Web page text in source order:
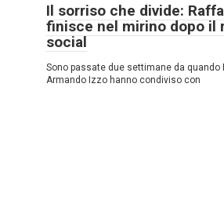
Il sorriso che divide:
finisce nel mirino dopo il
social
Sono passate due settimane da quando
Armando Izzo hanno condiviso con